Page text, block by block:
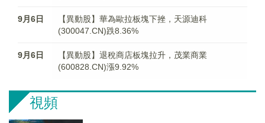
9月6日
【異動股】華為歐拉板塊下挫，天源迪科
(300047.CN)跌8.36%
9月6日
【異動股】退稅商店板塊拉升，茂業商業
(600828.CN)漲9.92%
視頻